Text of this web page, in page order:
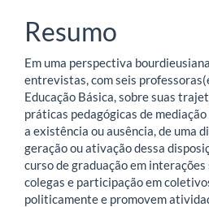
Resumo
Em uma perspectiva
entrevistas, com seis
Educação Básica, sobre suas
práticas pedagógicas de
a existência ou ausência, de uma
geração ou ativação dessa
curso de graduação em
colegas e participação em
politicamente e promovem